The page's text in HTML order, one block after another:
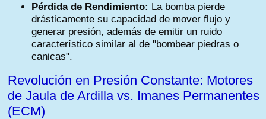
Pérdida de Rendimiento: La bomba pierde
drásticamente su capacidad de mover flujo y
generar presión, además de emitir un ruido
característico similar al de "bombear piedras o
canicas".
Revolución en Presión Constante: Motores
de Jaula de Ardilla vs. Imanes Permanentes
(ECM)